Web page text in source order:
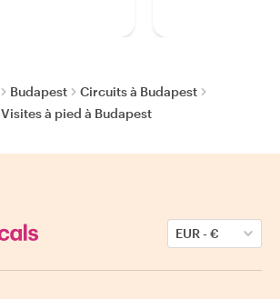
Budapest
Circuits à Budapest
Visites à pied à Budapest
EUR-€